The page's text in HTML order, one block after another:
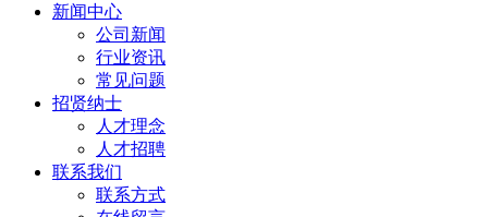
新闻中心
公司新闻
行业资讯
常见问题
招贤纳士
人才理念
人才招聘
联系我们
联系方式